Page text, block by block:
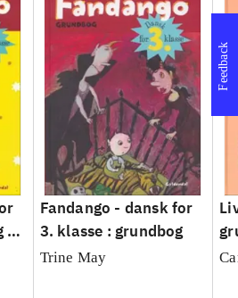
--
Fandango - dansk for
3. klasse : grundbog
Trine May
Feedback